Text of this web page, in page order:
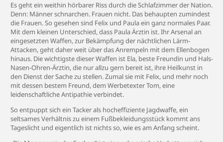
Es geht ein weithin hörbarer Riss durch die Schlafzimmer der Nation.
Denn: Männer schnarchen. Frauen nicht. Das behaupten zumindest
die Frauen. So gesehen sind Felix und Paula ein ganz normales Paar.
Mit dem kleinen Unterschied, dass Paula Ärztin ist. Ihr Arsenal an
eingesetzten Waffen, zur Bekämpfung der nächtlichen Lärm-
Attacken, geht daher weit über das Anrempeln mit dem Ellenbogen
hinaus. Die wichtigste dieser Waffen ist Ela, beste Freundin und Hals-
Nasen-Ohren-Ärztin, die nur allzu gern bereit ist, ihre Heilkunst in
den Dienst der Sache zu stellen. Zumal sie mit Felix, und mehr noch
mit dessen bestem Freund, dem Werbetexter Tom, eine
leidenschaftliche Antipathie verbindet.
So entpuppt sich ein Tacker als hocheffiziente Jagdwaffe, ein
seltsames Verhältnis zu einem Fußbekleidungsstück kommt ans
Tageslicht und eigentlich ist nichts so, wie es am Anfang scheint.